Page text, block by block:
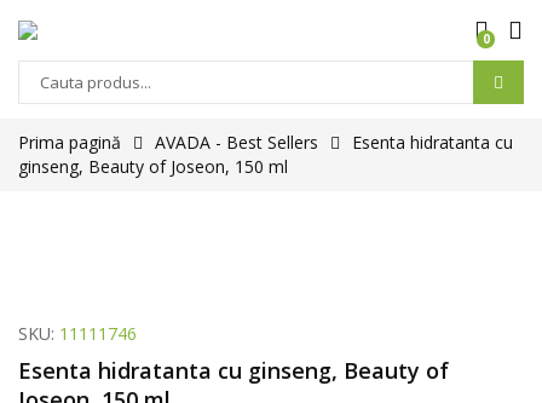
0
Prima pagină AVADA - Best Sellers
Esenta hidratanta cu
ginseng, Beauty of Joseon, 150 ml
SKU: 11111746
Esenta hidratanta cu ginseng, Beauty of